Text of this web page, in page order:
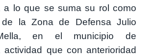
a lo que se suma su rol como
de la Zona de Defensa Julio
en el municipio de
actividad que con anterioridad